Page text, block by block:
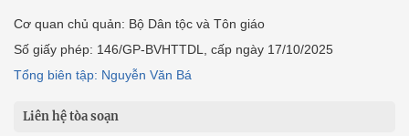
Cơ quan chủ quản: Bộ Dân tộc và Tôn giáo
Số giấy phép: 146/GP-BVHTTDL, cấp ngày 17/10/2025
Tổng biên tập: Nguyễn Văn Bá
Liên hệ tòa soạn